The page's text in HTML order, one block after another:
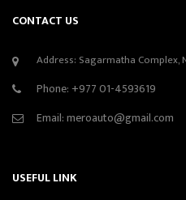
CONTACT US
Address: Sagarmatha Complex,
Phone: +977 01-4593619
Email:meroauto@gmail.com
USEFUL LINK